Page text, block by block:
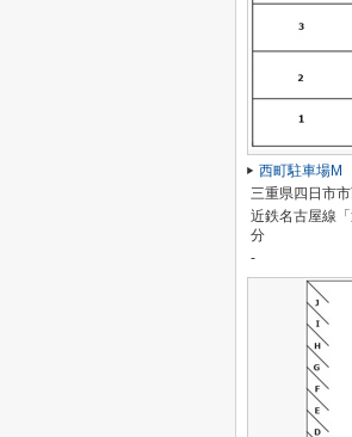
西町駐車場M
三重県四日市
近鉄名古屋線
分
-